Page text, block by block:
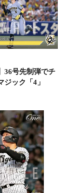
36号先制弾でチ
ジック「4」